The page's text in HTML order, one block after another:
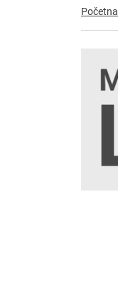
Početna